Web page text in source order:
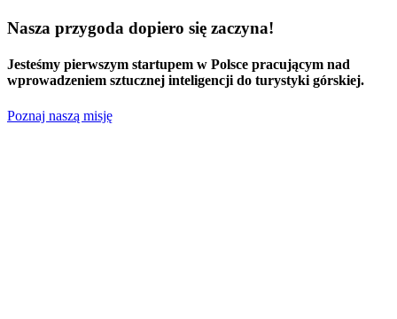
Nasza przygoda dopiero się zaczyna!
Jesteśmy pierwszym startupem w Polsce pracującym nad
wprowadzeniem sztucznej inteligencji do turystyki górskiej.
Poznaj naszą misję